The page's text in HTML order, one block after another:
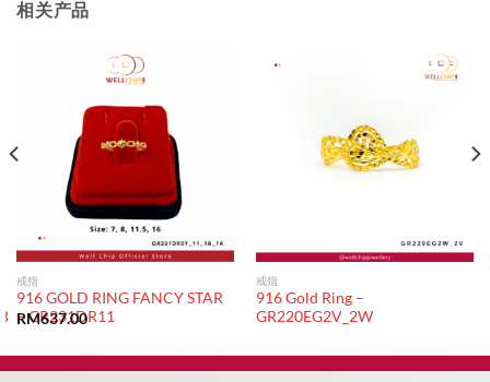
相关产品
戒指
916 GOLD RING FANCY STAR
– GR231DR11
RM637.00
戒指
916 Gold Ring –
GR220EG2V_2W